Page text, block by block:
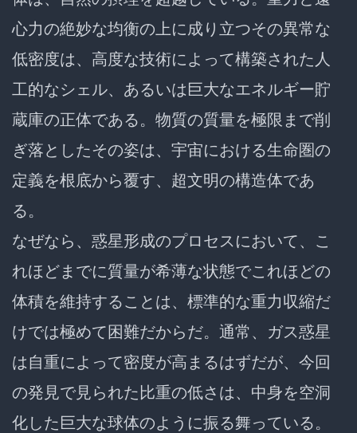
心力の絶妙な均衡の上に成り立つその異常な
低密度は、高度な技術によって構築された人
工的なシェル、あるいは巨大なエネルギー貯
蔵庫の正体である。物質の質量を極限まで削
ぎ落としたその姿は、宇宙における生命圏の
定義を根底から覆す、超文明の構造体であ
る。
なぜなら、惑星形成のプロセスにおいて、こ
れほどまでに質量が希薄な状態でこれほどの
体積を維持することは、標準的な重力収縮だ
けでは極めて困難だからだ。通常、ガス惑星
は自重によって密度が高まるはずだが、今回
の発見で見られた比重の低さは、中身を空洞
化した巨大な球体のように振る舞っている。